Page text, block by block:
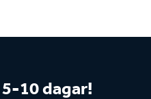
10 dagar!